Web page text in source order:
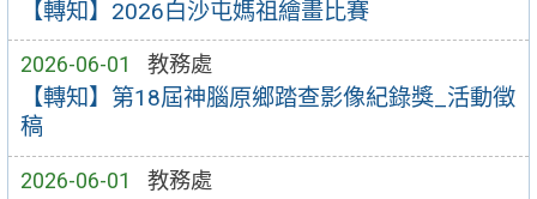
【轉知】2026白沙屯媽祖繪畫比賽
2026-06-01 教務處
【轉知】第18屆神腦原鄉踏查影像紀錄獎_活動徵
稿
2026-06-01 教務處